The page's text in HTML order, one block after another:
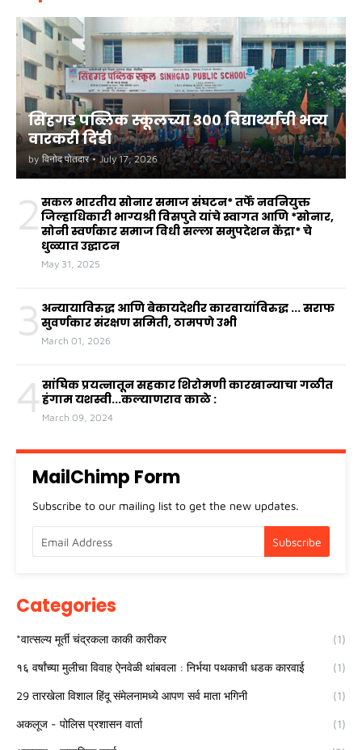
सिंहगड पब्लिक स्कूलच्या ३०० विद्यार्थ्यांची भव्य
वारकरी दिंडी
by विनोद पोतदार • July 17, 2026
2 सकल भारतीय सोनार समाज संघटन* तर्फे नवनियुक्त
जिल्हाधिकारी भाग्यश्री विसपुते यांचे स्वागत आणि *सोनार,
सोनी स्वर्णकार समाज विधी सल्ला समुपदेशन केंद्रा* चे
धुळ्यात उद्घाटन
May 31, 2025
3 अन्यायाविरुद्ध आणि बेकायदेशीर कारवायांविरुद्ध ... सराफ
सुवर्णकार संरक्षण समिती, ठामपणे उभी
March 01, 2026
4 सांघिक प्रयत्नातून सहकार शिरोमणी कारखान्याचा गळीत
हंगाम यशस्वी...कल्याणराव काळे :
March 09, 2024
MailChimp Form
Subscribe to our mailing list to get the new updates.
Categories
*वात्सल्य मूर्ती चंद्रकला काकी कारीकर (1)
१६ वर्षांच्या मुलीचा विवाह ऐनवेळी थांबवला : निर्भया पथकाची धडक कारवाई (1)
29 तारखेला विशाल हिंदू संमेलनामध्ये आपण सर्व माता भगिनी (1)
अकलूज - पोलिस प्रशासन वार्ता (1)